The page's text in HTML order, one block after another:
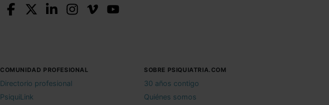
COMUNIDAD PROFESIONAL
Directorio profesional
PsiquiLink
SOBRE PSIQUIATRIA.COM
30 años contigo
Quiénes somos